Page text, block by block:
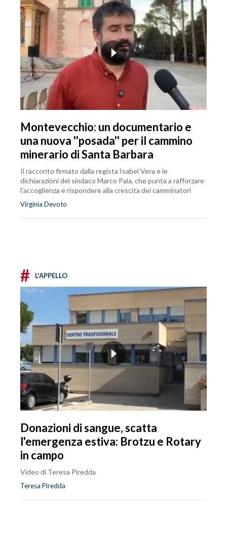
Montevecchio: un documentario e
una nuova ''posada'' per il cammino
minerario di Santa Barbara
Il racconto firmato dalla regista Isabel Vera e le
dichiarazioni del sindaco Marco Pala, che punta a rafforzare
l'accoglienza e rispondere alla crescita dei camminatori
Virginia Devoto
# L'APPELLO
Donazioni di sangue, scatta
l'emergenza estiva: Brotzu e Rotary
in campo
Video di Teresa Piredda
Teresa Piredda